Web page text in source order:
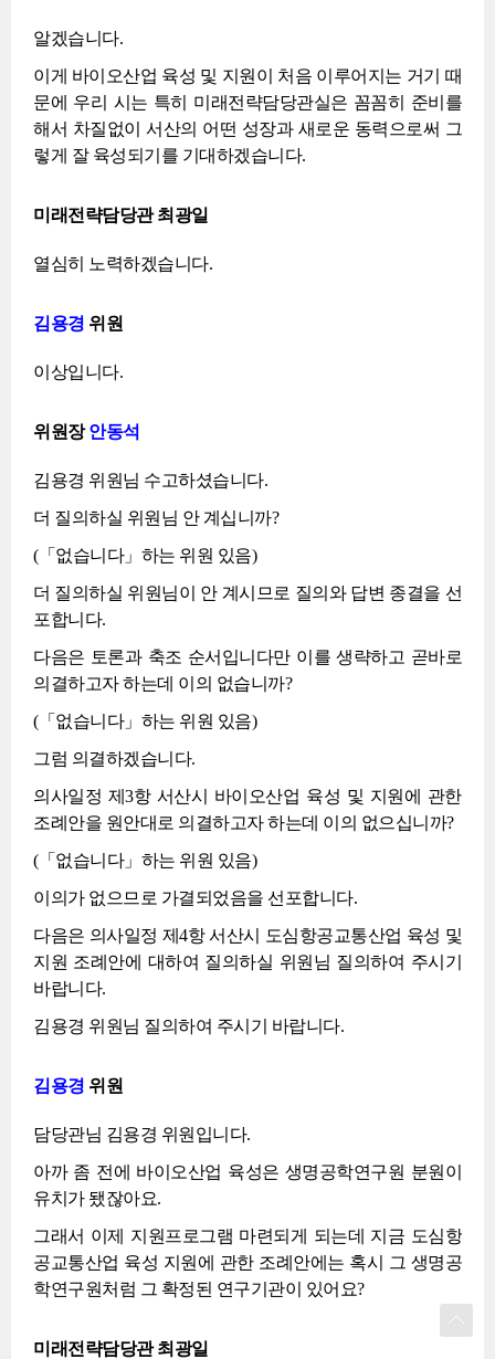
알겠습니다.
이게 바이오산업 육성 및 지원이 처음 이루어지는 거기 때
문에 우리 시는 특히 미래전략담당관실은 꼼꼼히 준비를
해서 차질없이 서산의 어떤 성장과 새로운 동력으로써 그
렇게 잘 육성되기를 기대하겠습니다.
미래전략담당관 최광일
열심히 노력하겠습니다.
김용경 위원
이상입니다.
위원장안동석
김용경 위원님 수고하셨습니다.
더 질의하실 위원님 안 계십니까?
(「없습니다」하는 위원 있음)
더 질의하실 위원님이 안 계시므로 질의와 답변 종결을 선
포합니다.
다음은 토론과 축조 순서입니다만 이를 생략하고 곧바로
의결하고자 하는데 이의 없습니까?
(「없습니다」하는 위원 있음)
그럼 의결하겠습니다.
의사일정 제3항 서산시 바이오산업 육성 및 지원에 관한
조례안을 원안대로 의결하고자 하는데 이의 없으십니까?
(「없습니다」하는 위원 있음)
이의가 없으므로 가결되었음을 선포합니다.
다음은 의사일정 제4항 서산시 도심항공교통산업 육성 및
지원 조례안에 대하여 질의하실 위원님 질의하여 주시기
바랍니다.
김용경 위원님 질의하여 주시기 바랍니다.
김용경 위원
담당관님 김용경 위원입니다.
아까 좀 전에 바이오산업 육성은 생명공학연구원 분원이
유치가 됐잖아요.
그래서 이제 지원프로그램 마련되게 되는데 지금 도심항
공교통산업 육성 지원에 관한 조례안에는 혹시 그 생명공
학연구원처럼 그 확정된 연구기관이 있어요?
미래전략담당관 최광일